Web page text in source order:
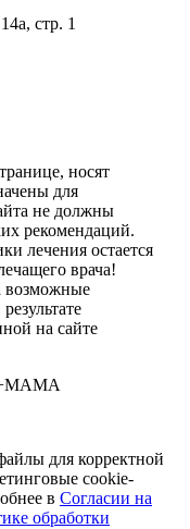
стр. 1
носят
для
не должны
рекомендаций.
лечения остается
врача!
возможные
на сайте
+МАМА
для корректной
cookie-
в Согласии на
обработки